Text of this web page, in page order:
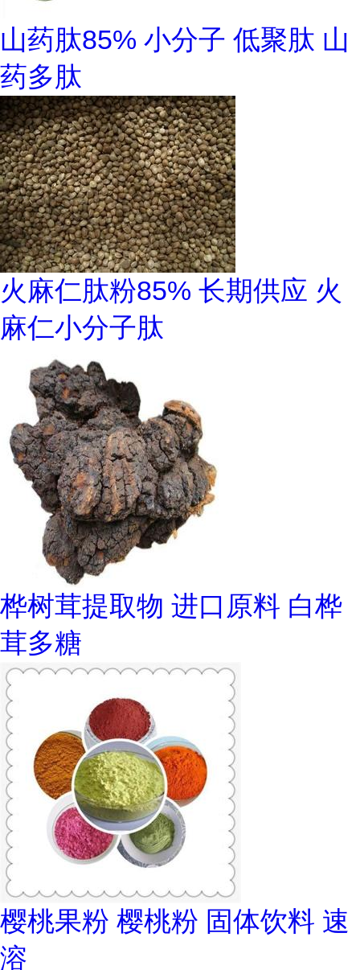
山药肽85% 小分子 低聚肽 山
药多肽
火麻仁肽粉85% 长期供应 火
麻仁小分子肽
桦树茸提取物 进口原料 白桦
茸多糖
樱桃果粉 樱桃粉 固体饮料 速
溶